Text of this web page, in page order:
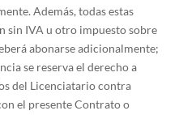
Además, todas estas
sin IVA u otro impuesto sobre
abonarse adicionalmente;
se reserva el derecho a
del Licenciatario contra
el presente Contrato o